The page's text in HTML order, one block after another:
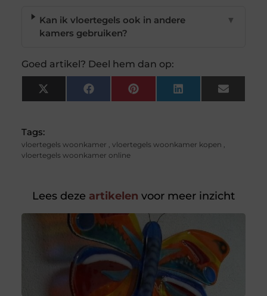
Kan ik vloertegels ook in andere
kamers gebruiken?
▼
Goed artikel? Deel hem dan op:
X
(Twitter)
FacebookPinterest LinkedIn Email
Tags:
vloertegels woonkamer , vloertegels woonkamer kopen ,
vloertegels woonkamer online
Lees deze artikelen voor meer inzicht